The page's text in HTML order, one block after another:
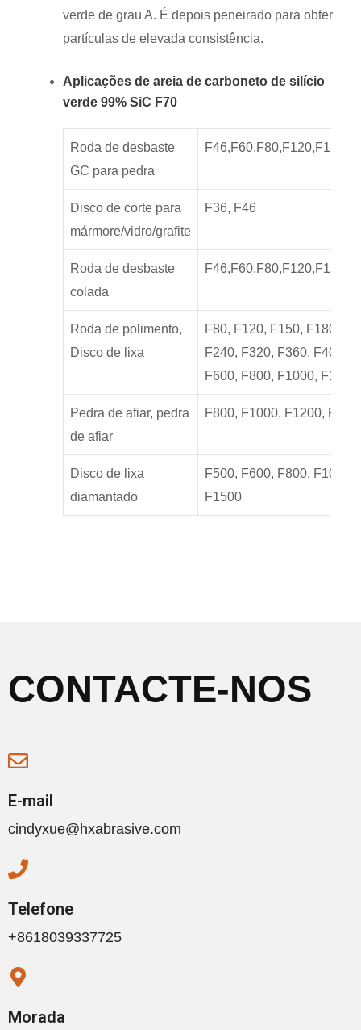
verde de grau A. É depois peneirado para obter
partículas de elevada consistência.
Aplicações de areia de carboneto de silício
verde 99% SiC F70
Roda de desbaste
GC para pedra
Disco de corte para
mármore/vidro/grafite
F36, F46
Roda de desbaste
colada
Roda de polimento,
Disco de lixa
F80, F120, F150, F180,
F240, F320, F360, F400,
F600, F800, F1000, F1200
Pedra de afiar, pedra
de afiar
F800, F1000, F1200,
Disco de lixa
diamantado
F500, F600, F800, F1000,
F1500
CONTACTE-NOS
E-mail
cindyxue@hxabrasive.com
Telefone
+8618039337725
Morada